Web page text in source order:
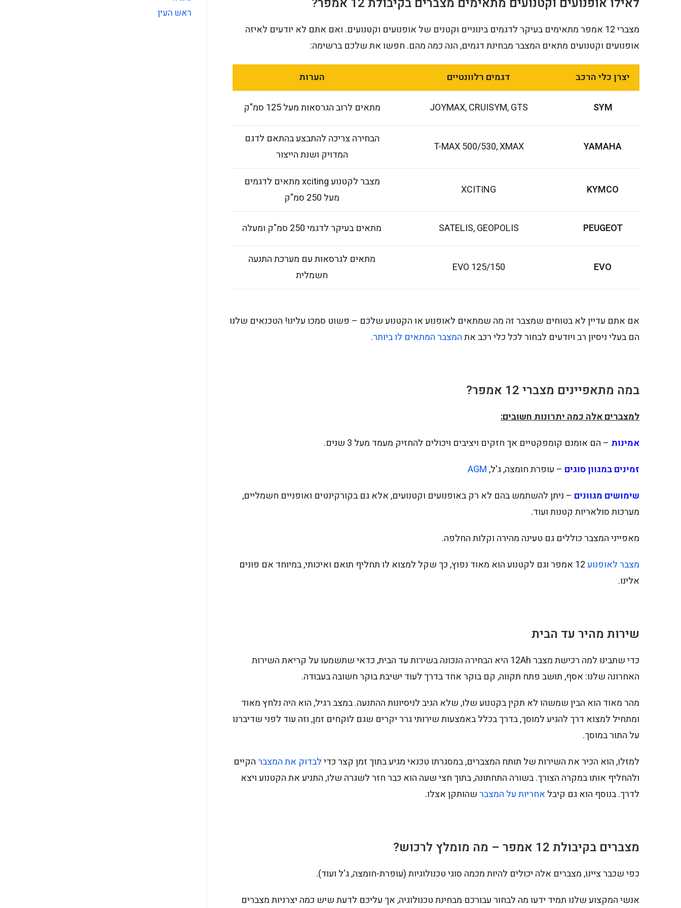
מצברי 12 אמפר מתאימים בעיקר לדגמים בינוניים וקטנים של אופנועים וקטנועים. ואם אתם לא יודעים לאיזה
אופנועים וקטנועים מתאים המצבר מבחינת דגמים, הנה כמה מהם. חפשו את שלכם ברשימה:
יצרן כלי הרכב דגמים רלוונטיים הערות
SYM
JOYMAX, CRUISYM, GTS מתאים לרוב הגרסאות מעל 125 סמ"ק
YAMAHA
T-MAX 500/530, XMAX
הבחירה צריכה להתבצע בהתאם לדגם
המדויק ושנת הייצור
KYMCO
XCITING
מצבר לקטנוע xciting מתאים לדגמים
מעל 250 סמ"ק
PEUGEOT
SATELIS, GEOPOLIS מתאים בעיקר לדגמי 250 סמ"ק ומעלה
EVO
125/150 EVO
מתאים לגרסאות עם מערכת התנעה
חשמלית
אם אתם עדיין לא בטוחים שמצבר זה מה שמתאים לאופנוע או הקטנוע שלכם – פשוט סמכו עלינו! הטכנאים שלנו
הם בעלי ניסיון רב ויודעים לבחור לכל כלי רכב אתהמצבר המתאים לו ביותר.
במה מתאפיינים מצברי 12 אמפר?
למצברים אלה כמה יתרונות חשובים:
אמינות – הם אומנם קומפקטיים אך חזקים ויציבים ויכולים להחזיק מעמד מעל 3 שנים.
זמינים במגוון סוגים – עופרת חומצה, ג'ל,AGM
שימושים מגוונים – ניתן להשתמש בהם לא רק באופנועים וקטנועים, אלא גם בקורקינטים ואופניים חשמליים,
מערכות סולאריות קטנות ועוד.
מאפייני המצבר כוללים גם טעינה מהירה וקלות החלפה.
מצבר לאופנוע
12 אמפר וגם לקטנוע הוא מאוד נפוץ, כך שקל למצוא לו תחליף תואם ואיכותי, במיוחד אם פונים
אלינו.
שירות מהיר עד הבית
כדי שתבינו למה רכישת מצבר 12Ah היא הבחירה הנכונה בשירות עד הבית, כדאי שתשמעו על קריאת השירות
האחרונה שלנו: אסף, תושב פתח תקווה, קם בוקר אחד בדרך לעוד ישיבת בוקר חשובה בעבודה.
מהר מאוד הוא הבין שמשהו לא תקין בקטנוע שלו, שלא הגיב לניסיונות ההתנעה. במצב רגיל, הוא היה נלחץ מאוד
ומתחיל למצוא דרך להגיע למוסך, בדרך בכלל באמצעות שירותי גרר יקרים שגם לוקחים זמן, וזה עוד לפני שדיברנו
על התור במוסך.
למזלו, הוא הכיר את השירות של תותח המצברים, במסגרתו טכנאי מגיע בתוך זמן קצר כדילבדוק את המצברהקיים
ולהחליף אותו במקרה הצורך. בשורה התחתונה, בתוך חצי שעה הוא כבר חזר לשגרה שלו, התניע את הקטנוע ויצא
לדרך. בנוסף הוא גם קיבל אחריות על המצברשהותקן אצלו.
מצברים בקיבולת 12 אמפר – מה מומלץ לרכוש?
כפי שכבר ציינו, מצברים אלה יכולים להיות מכמה סוגי טכנולוגיות (עופרת-חומצה, ג'ל ועוד).
אנשי המקצוע שלנו תמיד ידעו מה לבחור עבורכם מבחינת טכנולוגיה, אך עליכם לדעת שיש כמה יצרניות מצברים
ראש העין